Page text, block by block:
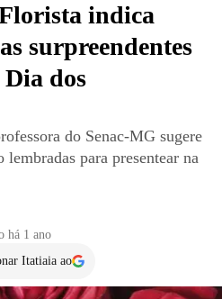
indica
surpreendentes
dos
do Senac-MG sugere
para presentear na
há 1 ano
Itatiaia ao